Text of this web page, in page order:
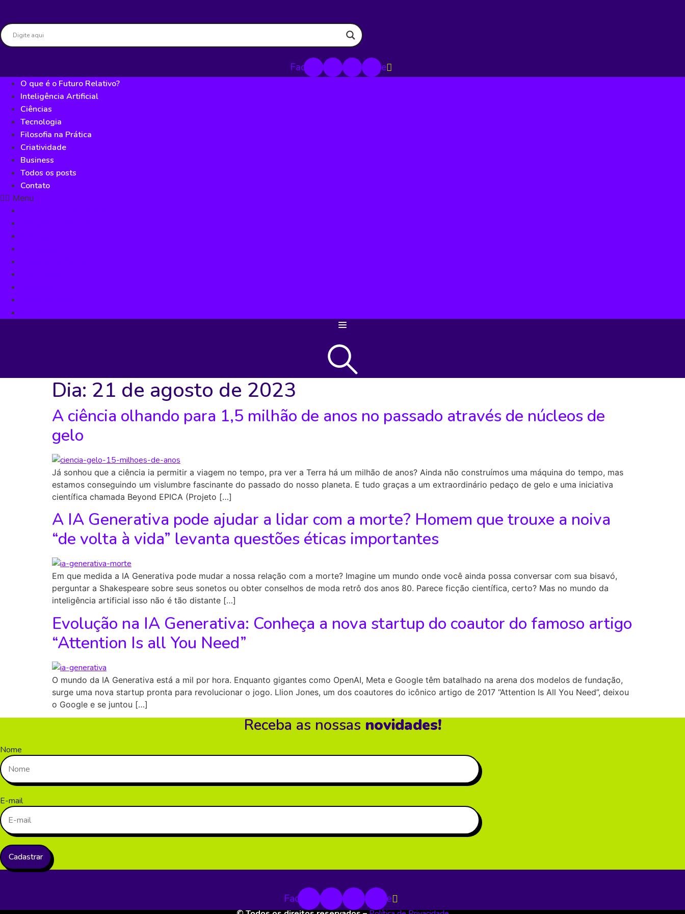
content
FacebookInstagramLinkedinYoutube
O que é o Futuro Relativo?
Inteligência Artificial
Ciências
Tecnologia
Filosofia na Prática
Criatividade
Business
Todos os posts
Contato
Menu
Dia: 21 de agosto de 2023
A ciência olhando para 1,5 milhão de anos no passado através de núcleos de
gelo
Já sonhou que a ciência ia permitir a viagem no tempo, pra ver a Terra há um milhão de anos? Ainda não construímos uma máquina do tempo, mas
estamos conseguindo um vislumbre fascinante do passado do nosso planeta. E tudo graças a um extraordinário pedaço de gelo e uma iniciativa
científica chamada Beyond EPICA (Projeto […]
A IA Generativa pode ajudar a lidar com a morte? Homem que trouxe a noiva
“de volta à vida” levanta questões éticas importantes
Em que medida a IA Generativa pode mudar a nossa relação com a morte? Imagine um mundo onde você ainda possa conversar com sua bisavó,
perguntar a Shakespeare sobre seus sonetos ou obter conselhos de moda retrô dos anos 80. Parece ficção científica, certo? Mas no mundo da
inteligência artificial isso não é tão distante […]
Evolução na IA Generativa: Conheça a nova startup do coautor do famoso artigo
“Attention Is all You Need”
O mundo da IA Generativa está a mil por hora. Enquanto gigantes como OpenAI, Meta e Google têm batalhado na arena dos modelos de fundação,
surge uma nova startup pronta para revolucionar o jogo. Llion Jones, um dos coautores do icônico artigo de 2017 “Attention Is All You Need”, deixou
o Google e se juntou […]
Receba as nossas novidades!
Nome
E-mail
Cadastrar
FacebookInstagramLinkedinYoutube